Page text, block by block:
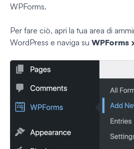
WPForms.
Per fare ciò, apri la tua area di
WordPress e naviga su WPForms